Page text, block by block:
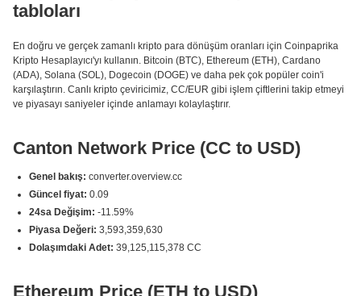
tabloları
En doğru ve gerçek zamanlı kripto para dönüşüm oranları için Coinpaprika
Kripto Hesaplayıcı'yı kullanın. Bitcoin (BTC), Ethereum (ETH), Cardano
(ADA), Solana (SOL), Dogecoin (DOGE) ve daha pek çok popüler coin'i
karşılaştırın. Canlı kripto çeviricimiz, CC/EUR gibi işlem çiftlerini takip etmeyi
ve piyasayı saniyeler içinde anlamayı kolaylaştırır.
Canton Network Price (CC to USD)
Genel bakış: converter.overview.cc
Güncel fiyat: 0.09
24sa Değişim: -11.59%
Piyasa Değeri: 3,593,359,630
Dolaşımdaki Adet: 39,125,115,378 CC
Ethereum Price (ETH to USD)